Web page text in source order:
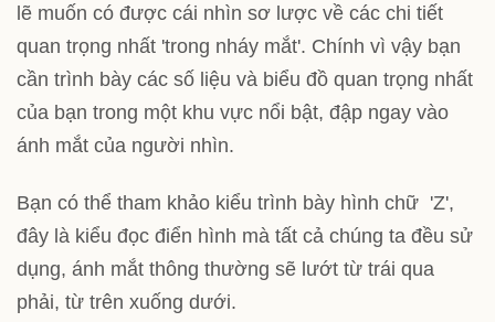
lẽ muốn có được cái nhìn sơ lược về các chi tiết
quan trọng nhất 'trong nháy mắt'. Chính vì vậy bạn
cần trình bày các số liệu và biểu đồ quan trọng nhất
của bạn trong một khu vực nổi bật, đập ngay vào
ánh mắt của người nhìn.
Bạn có thể tham khảo kiểu trình bày hình chữ 'Z',
đây là kiểu đọc điển hình mà tất cả chúng ta đều sử
dụng, ánh mắt thông thường sẽ lướt từ trái qua
phải, từ trên xuống dưới.